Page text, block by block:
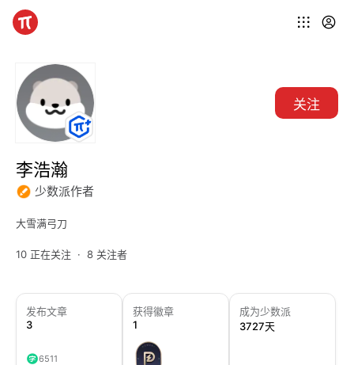
关注
李浩瀚
少数派作者
大雪满弓刀
10 正在关注 8 关注者
发布文章
3
6511
获得徽章
1
成为少数派
3727天